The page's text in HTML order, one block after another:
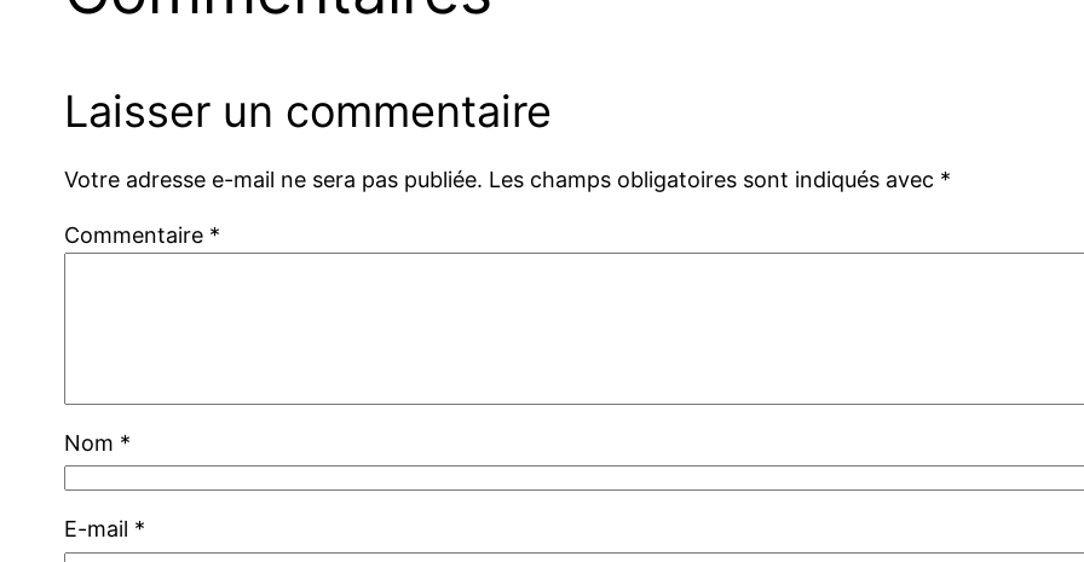
Laisser un commentaire
Votre adresse e-mail ne sera pas publiée. Les champs obligatoires sont indiqués avec *
Commentaire *
Nom *
E-mail *